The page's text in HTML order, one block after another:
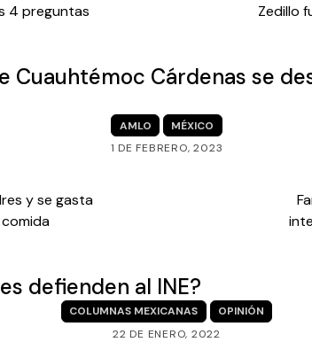
4 preguntas
Zedillo
Cuauhtémoc Cárdenas se
AMLO
MÉXICO
1 DE FEBRERO, 2023
y se gasta
defienden al INE?
COLUMNAS MEXICANAS
OPINIÓN
22 DE ENERO, 2022